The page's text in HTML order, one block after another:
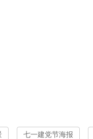
七一建党节海报